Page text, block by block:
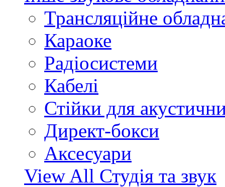
Трансляційне
Караоке
Радіосистеми
Кабелі
Стійки для
Директ-бокси
Аксесуари
View All Студія та звук